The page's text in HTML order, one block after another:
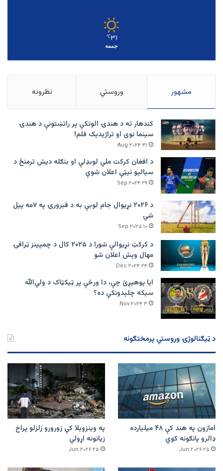
۳۱℃
جمعه
مشهور وروستي نظرونه
کندهار ته د هندۍ الوتکې پر راتښتونې د هندۍ
سینما نوی او تراژيديک فلم!
۳۱ Aug ۲۰۲۴
د افغان کرکت ملي لوبډلې او بنګله دیش ترمنځ د
سیالیو نیټې اعلان شوې
۲۹ Sep ۲۰۲۴
د ۲۰۲۶ نړیوال جام لوبې به د فبرورۍ په ۷مه پیل
شي
۱۰ Sep ۲۰۲۵
د کرکټ نړیوالې شورا د ۲۰۲۵ کال د چمپینز ټرافۍ
مهال وېش اعلان شو
۲۴ Dec ۲۰۲۴
ایا پوهیږئ چې، دا ورځې پر ټيکټاک د ولي‌الله
سیکه چلېدونکې ده؟
۳ Nov ۲۰۲۴
د ټیګنالوژۍ وروستي پرمختګونه
امازون په هند کې ۴۸ میلیارده
ډالرو پانګونه کوي
۲۵ Jun ۲۰۲۶
په وینزویلا کې زورورو زلزلو پراخ
زیانونه اړولي
۲۵ Jun ۲۰۲۶